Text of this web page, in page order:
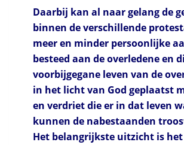
Daarbij kan al naar gelang de
binnen de verschillende
meer en minder persoonlijke
besteed aan de overledene en
voorbijgegane leven van de
in het licht van God geplaatst
en verdriet die er in dat leven
kunnen de nabestaanden
Het belangrijkste uitzicht is